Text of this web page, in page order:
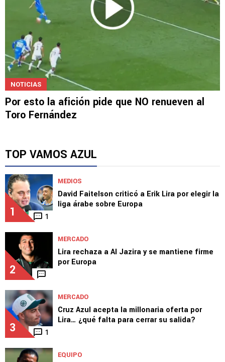
NOTICIAS
Por esto la afición pide que NO renueven al
Toro Fernández
TOP VAMOS AZUL
1 1
MEDIOS
David Faitelson criticó a Erik Lira por elegir la
liga árabe sobre Europa
2
MERCADO
Lira rechaza a Al Jazira y se mantiene firme
por Europa
3 1
MERCADO
Cruz Azul acepta la millonaria oferta por
Lira… ¿qué falta para cerrar su salida?
EQUIPO